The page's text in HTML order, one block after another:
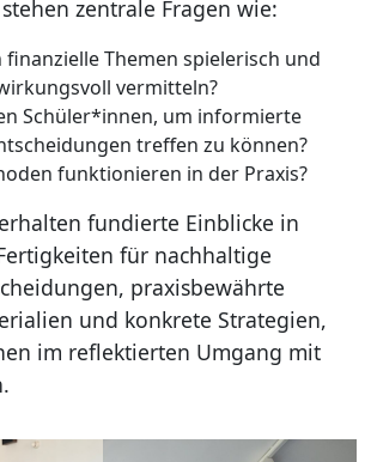
zentrale Fragen wie:
finanzielle Themen spielerisch und
vermitteln?
Schüler*innen, um informierte
treffen zu können?
funktionieren in der Praxis?
fundierte Einblicke in
für nachhaltige
praxisbewährte
und konkrete Strategien,
im reflektierten Umgang mit